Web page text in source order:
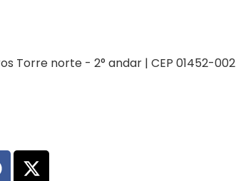
Torre norte - 2° andar | CEP 01452-002